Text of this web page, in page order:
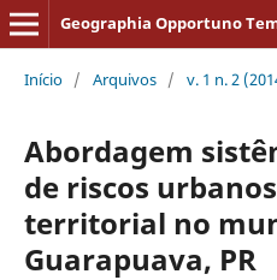
Geographia Opportuno
Início / Arquivos / v. 1 n. 2
Abordagem
de riscos
territorial no
Guarapuava, PR